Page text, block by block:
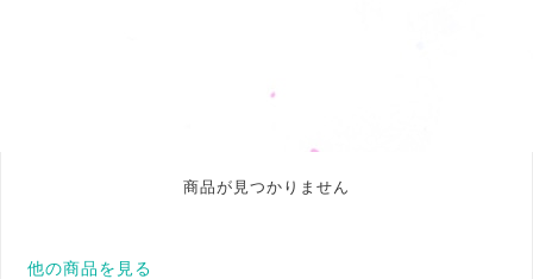
商品が見つかりません
他の商品を見る